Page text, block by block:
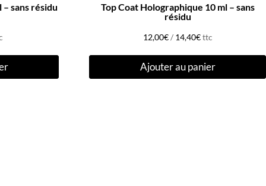
– sans résidu
Top Coat Holographique 10 ml – sans
résidu
12,00€ / 14,40€ttc
Ajouter au panier